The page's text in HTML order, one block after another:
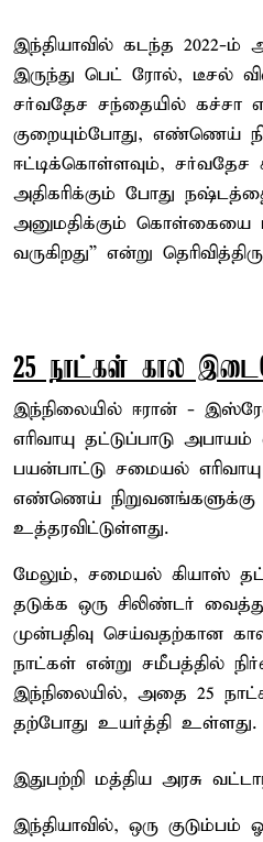
இந்தியாவில் கடந்த 2022-
இருந்து பெட் ரோல், டீசல்
சர்வதேச சந்தையில்
குறையும்போது, எண்ணெய்
ஈட்டிக்கொள்ளவும், சர்வதேச
அதிகரிக்கும் போது
அனுமதிக்கும் கொள்கையை
வருகிறது” என்று
25 நாட்கள் கால
இந்நிலையில் ஈரான் -
எரிவாயு தட்டுப்பாடு
பயன்பாட்டு சமையல்
எண்ணெய் நிறுவனங்களுக்கு
உத்தரவிட்டுள்ளது.
மேலும், சமையல் கியாஸ்
தடுக்க ஒரு சிலிண்டர்
முன்பதிவு செய்வதற்கான
நாட்கள் என்று சமீபத்தில்
இந்நிலையில், அதை 25
தற்போது உயர்த்தி உள்ளது.
இதுபற்றி மத்திய அரசு
இந்தியாவில், ஒரு குடும்பம்